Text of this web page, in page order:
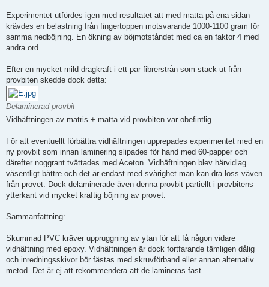
Experimentet utfördes igen med resultatet att med matta på ena sidan
krävdes en belastning från fingertoppen motsvarande 1000-1100 gram för
samma nedböjning. En ökning av böjmotståndet med ca en faktor 4 med
andra ord.
Efter en mycket mild dragkraft i ett par fibrerstrån som stack ut från
provbiten skedde dock detta:
Delaminerad provbit
Vidhäftningen av matris + matta vid provbiten var obefintlig.
För att eventuellt förbättra vidhäftningen upprepades experimentet med en
ny provbit som innan laminering slipades för hand med 60-papper och
därefter noggrant tvättades med Aceton. Vidhäftningen blev härvidlag
väsentligt bättre och det är endast med svårighet man kan dra loss väven
från provet. Dock delaminerade även denna provbit partiellt i provbitens
ytterkant vid mycket kraftig böjning av provet.
Sammanfattning:
Skummad PVC kräver uppruggning av ytan för att få någon vidare
vidhäftning med epoxy. Vidhäftningen är dock fortfarande tämligen dålig
och inredningsskivor bör fästas med skruvförband eller annan alternativ
metod. Det är ej att rekommendera att de lamineras fast.